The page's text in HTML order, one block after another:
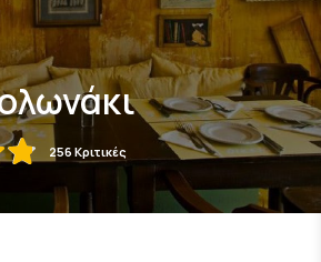
256 Κριτικές